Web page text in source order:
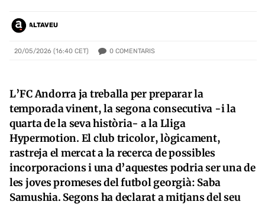
ALTAVEU
20/05/2026 (16:40 CET) 0 COMENTARIS
L’FC Andorra ja treballa per preparar la
temporada vinent, la segona consecutiva -i la
quarta de la seva història- a la Lliga
Hypermotion. El club tricolor, lògicament,
rastreja el mercat a la recerca de possibles
incorporacions i una d’aquestes podria ser una de
les joves promeses del futbol georgià: Saba
Samushia. Segons ha declarat a mitjans del seu